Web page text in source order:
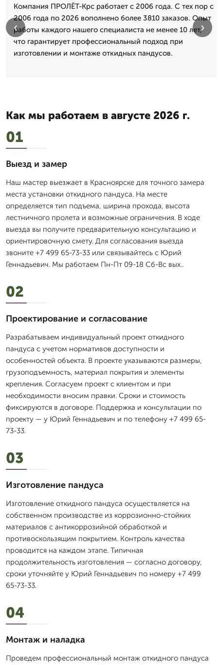
Компания ПРОЛЁТ-Крс работает с 2006 года. С тех пор с
2006 года по 2026 вополнено более 3810 заказов. Опыт
работы каждого нашего специалиста не менее 10 лет,
что гарантирует профессиональный подход при
изготовлении и монтаже откидных пандусов.
‹ ›
Как мы работаем в августе 2026 г.
01
Выезд и замер
Наш мастер выезжает в Красноярске для точного замера
места установки откидного пандуса. На месте
определяется тип подъема, ширина прохода, высота
лестничного пролета и возможные ограничения. В ходе
выезда вы получите предварительную консультацию и
ориентировочную смету. Для согласования выезда
звоните +7 499 65-73-33 или связывайтесь с Юрий
Геннадьевич. Мы работаем Пн-Пт 09-18 Сб-Вс вых..
02
Проектирование и согласование
Разрабатываем индивидуальный проект откидного
пандуса с учетом нормативов доступности и
особенностей объекта. В проекте указываются размеры,
грузоподъемность, материал покрытия и элементы
крепления. Согласуем проект с клиентом и при
необходимости вносим правки. Сроки и стоимость
фиксируются в договоре. Поддержка и консультации по
проекту — у Юрий Геннадьевич и по телефону +7 499 65-
73-33.
03
Изготовление пандуса
Изготовление откидного пандуса осуществляется на
собственном производстве из коррозионно-стойких
материалов с антикоррозийной обработкой и
противоскользящим покрытием. Контроль качества
проводится на каждом этапе. Типичная
продолжительность изготовления — согласно договору,
сроки уточняйте у Юрий Геннадьевич по номеру +7 499
65-73-33.
04
Монтаж и наладка
Проведем профессиональный монтаж откидного пандуса